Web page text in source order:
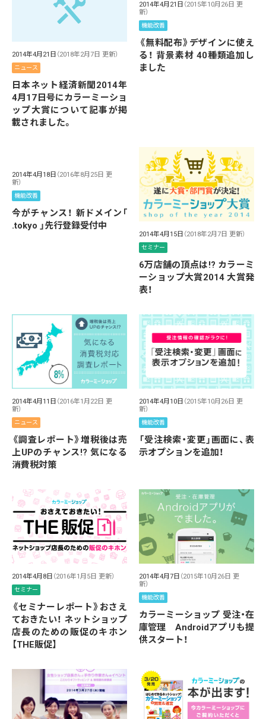
2014年4月21日 （2018年2月7日 更新）
ニュース
日本ネット経済新聞2014年
4月17日号にカラーミーショ
ップ大賞について記事が掲
載されました。
2014年4月21日 （2015年10月26日 更
新）
機能改善
《無料配布》デザインに使え
る！ 背景素材 40種類追加し
ました
2014年4月18日 （2016年8月25日 更
新）
機能改善
今がチャンス！ 新ドメイン「
.tokyo 」先行登録受付中
2014年4月15日 （2018年2月7日 更新）
セミナー
6万店舗の頂点は!? カラーミ
ーショップ大賞2014 大賞発
表！
2014年4月11日 （2016年1月22日 更
新）
ニュース
《調査レポート》増税後は売
上UPのチャンス!? 気になる
消費税対策
2014年4月10日 （2015年10月26日 更
新）
機能改善
「受注検索・変更」画面に、表
示オプションを追加！
2014年4月8日 （2016年1月5日 更新）
セミナー
《セミナーレポート》おさえ
ておきたい！ ネットショップ
店長のための販促のキホン
【THE販促】
2014年4月7日 （2015年10月26日 更
新）
機能改善
カラーミーショップ 受注・在
庫管理 Androidアプリも提
供スタート！